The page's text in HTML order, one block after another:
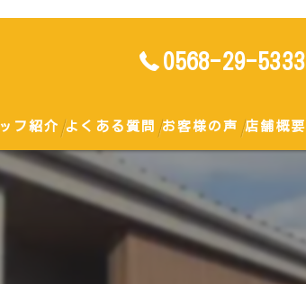
0568-29-5333
フ紹介 よくある質問 お客様の声 店舗概要